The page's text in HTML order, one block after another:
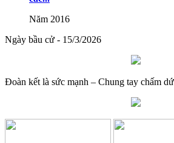
đào tạo
Lượt xem:575 | lượt tải:0
Năm 2016
Ngày bầu cử - 15/3/2026
Đoàn kết là sức mạnh – Chung tay chấm